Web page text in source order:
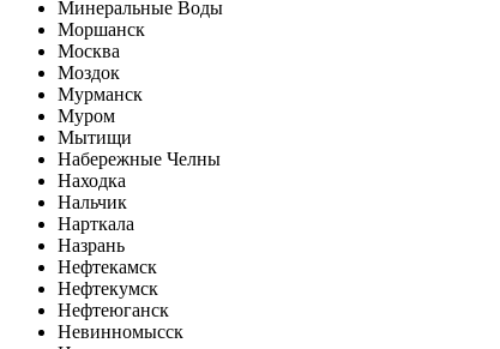
Минеральные Воды
Моршанск
Москва
Моздок
Мурманск
Муром
Мытищи
Набережные Челны
Находка
Нальчик
Нарткала
Назрань
Нефтекамск
Нефтекумск
Нефтеюганск
Невинномысск